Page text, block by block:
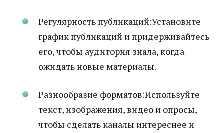
Регулярность публикаций:Установите
график публикаций и придерживайтесь
его, чтобы аудитория знала, когда
ожидать новые материалы.
Разнообразие форматов:Используйте
текст, изображения, видео и опросы,
чтобы сделать каналы интереснее и